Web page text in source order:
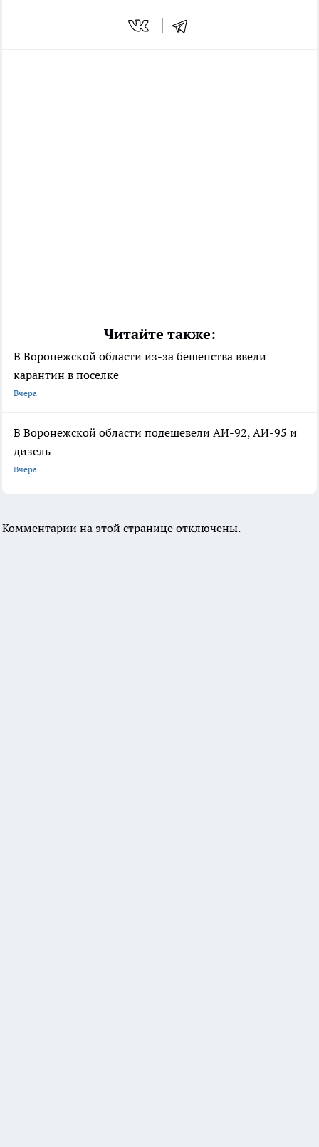
Читайте также:
В Воронежской области из-за бешенства ввели
карантин в поселке
Вчера
В Воронежской области подешевели АИ-92, АИ-95 и
дизель
Вчера
Комментарии на этой странице отключены.